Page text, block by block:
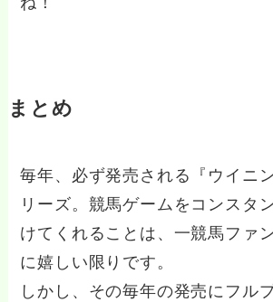
まとめ
毎年、必ず発売される『ウイニ
リーズ。競馬ゲームをコンスタ
けてくれることは、一競馬ファ
に嬉しい限りです。
しかし、その毎年の発売にフル